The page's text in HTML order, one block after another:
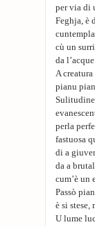
per via di
Feghja, è
cù un
da
A creatura
pianu
perla
fastuosa
di a
da a
cum’è un
Passò
è si stese,
U lume